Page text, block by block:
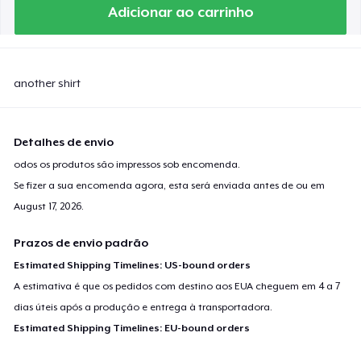
Adicionar ao carrinho
another shirt
Detalhes de envio
odos os produtos são impressos sob encomenda.
Se fizer a sua encomenda agora, esta será enviada antes de ou em
August 17, 2026
Prazos de envio padrão
Estimated Shipping Timelines: US-bound orders
A estimativa é que os pedidos com destino aos EUA cheguem em 4 a 7
dias úteis após a produção e entrega à transportadora.
Estimated Shipping Timelines: EU-bound orders